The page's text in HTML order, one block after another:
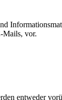
Mails, vor.
entweder